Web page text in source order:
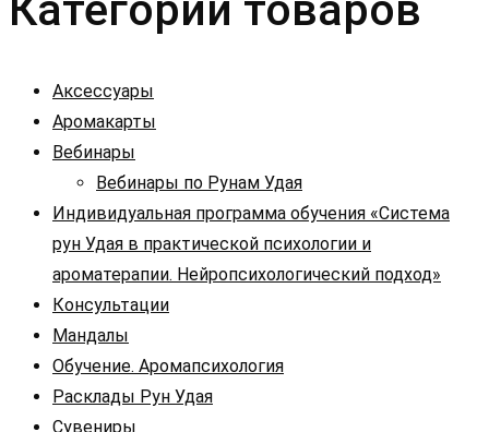
Аксессуары
Аромакарты
Вебинары
Вебинары по Рунам Удая
Индивидуальная программа обучения «Система
рун Удая в практической психологии и
ароматерапии. Нейропсихологический подход»
Консультации
Мандалы
Обучение. Аромапсихология
Расклады Рун Удая
Сувениры